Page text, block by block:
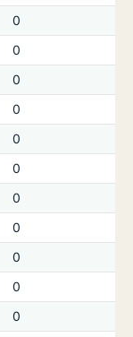
0
0
0
0
0
0
0
0
0
0
0